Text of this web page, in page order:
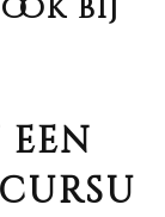
bij